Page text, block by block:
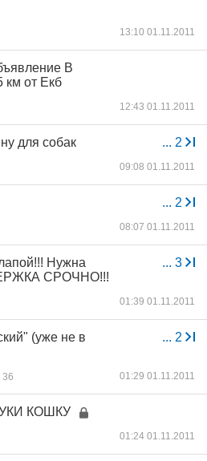
13:10 01.11.2011
В
км от Екб
12:43 01.11.2011
... 2
для собак
09:08 01.11.2011
... 2
08:07 01.11.2011
... 3
Нужна
СРОЧНО!!!
01:39 01.11.2011
... 2
(уже не в
36 01:29 01.11.2011
КОШКУ
01:24 01.11.2011